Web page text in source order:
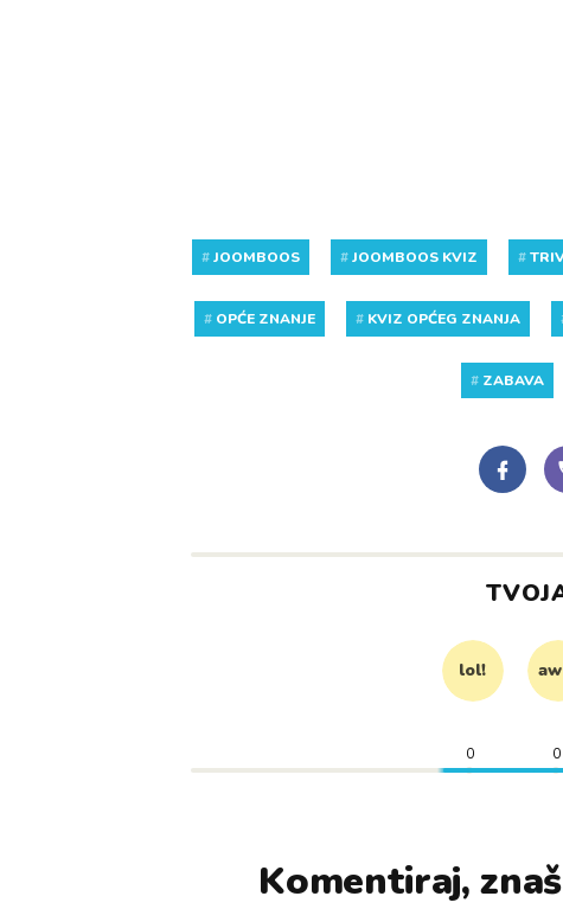
#JOOMBOOS #JOOMBOOS KVIZ #
# OPĆE ZNANJE # KVIZ OPĆEG ZNANJA
# ZABAVA
lol!
0 0
Komentiraj,